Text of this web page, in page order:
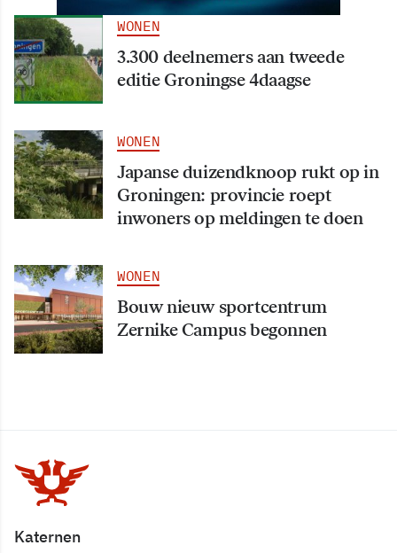
WONEN
3.300 deelnemers aan tweede
editie Groningse 4daagse
WONEN
Japanse duizendknoop rukt op in
Groningen: provincie roept
inwoners op meldingen te doen
WONEN
Bouw nieuw sportcentrum
Zernike Campus begonnen
Katernen